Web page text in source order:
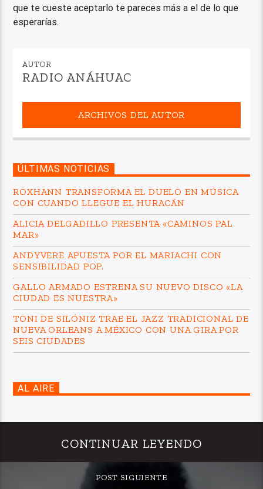
que te cueste aceptarlo te pareces más a el de lo que
esperarías.
AUTOR
RADIO ANÁHUAC
ARCHIVOS DEL AUTOR
ÚLTIMAS NOTICIAS
ROXHANN TRANSFORMA EL DUELO EN MÚSICA
CON CUANDO LLEGUE EL HURACÁN
ALICIA DELGADILLO PRESENTA «CAMINOS PAL
MAR»
ANDYVERE APUESTA POR EL MARIACHI CON
SENSIBILIDAD POP.
GALLO ARMADO ESTRENA SU NUEVO DISCO «LA
CIUDAD ES NUESTRA»
TONI DE SILÓNIZ TRAE EL JAZZ TRADICIONAL DE
NUEVA ORLEANS A MÉXICO CON UNA GIRA POR
SEIS CIUDADES
AL AIRE
CONTINUAR LEYENDO
POST SIGUIENTE